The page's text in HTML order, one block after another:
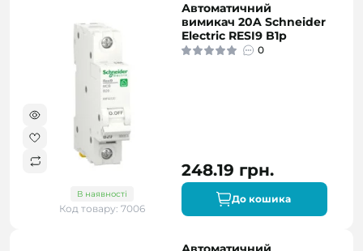
В наявності
Код товару: 7006
Автоматичний
вимикач 20A Schneider
Electric RESI9 B1р
0
248.19 грн.
До кошика